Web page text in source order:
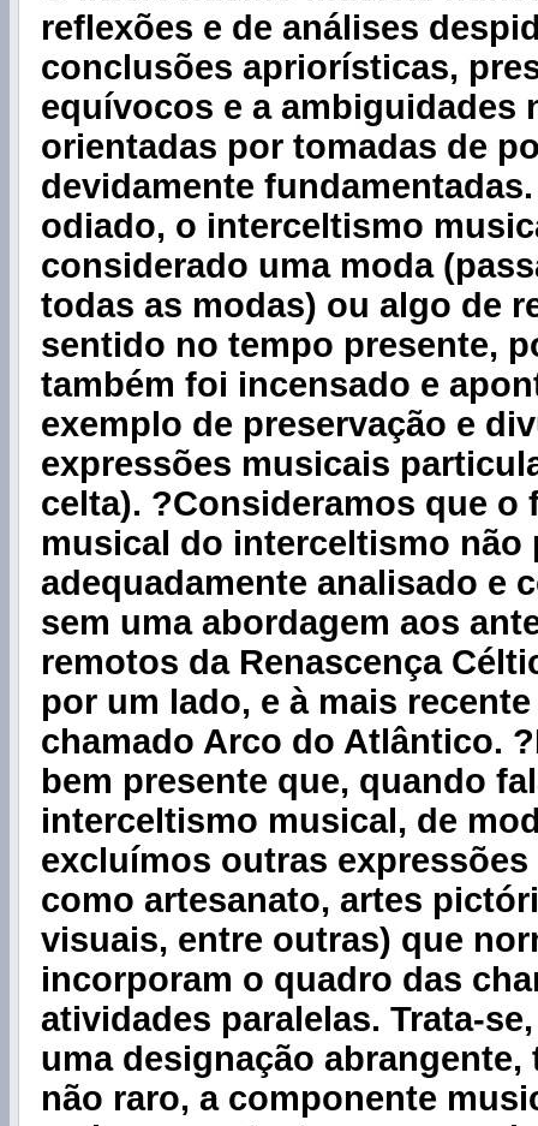
reflexões e de análises
conclusões apriorísticas,
equívocos e a ambiguidades
orientadas por tomadas de
devidamente
odiado, o interceltismo
considerado uma moda
todas as modas) ou algo de
sentido no tempo presente,
também foi incensado e
exemplo de preservação e
expressões musicais
celta). ?Consideramos que o
musical do interceltismo não
adequadamente analisado e
sem uma abordagem aos
remotos da Renascença
por um lado, e à mais
chamado Arco do Atlântico.
bem presente que, quando
interceltismo musical, de
excluímos outras
como artesanato, artes
visuais, entre outras) que
incorporam o quadro das
atividades paralelas. Trata-
uma designação abrangente,
não raro, a componente